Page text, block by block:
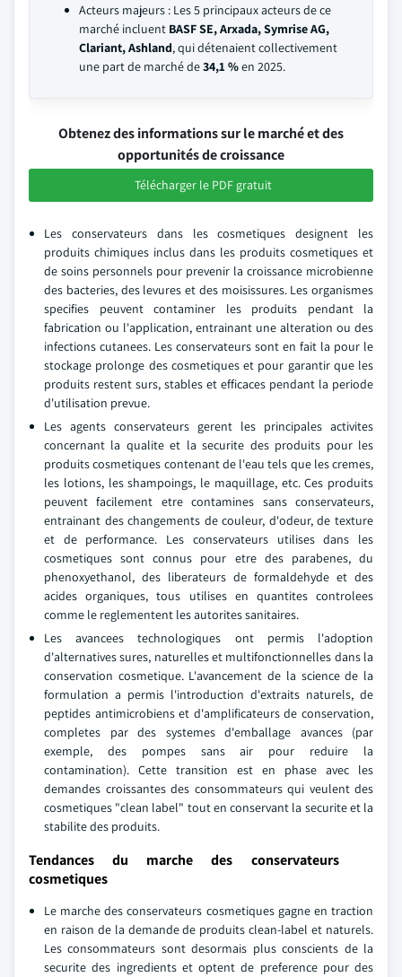
Acteurs majeurs : Les 5 principaux acteurs de ce
marché incluent BASF SE, Arxada, Symrise AG,
Clariant, Ashland, qui détenaient collectivement
une part de marché de34,1 %en 2025.
Obtenez des informations sur le marché et des
opportunités de croissance
Télécharger le PDF gratuit
Les conservateurs dans les cosmetiques designent les
produits chimiques inclus dans les produits cosmetiques et
de soins personnels pour prevenir la croissance microbienne
des bacteries, des levures et des moisissures. Les organismes
specifies peuvent contaminer les produits pendant la
fabrication ou l'application, entrainant une alteration ou des
infections cutanees. Les conservateurs sont en fait la pour le
stockage prolonge des cosmetiques et pour garantir que les
produits restent surs, stables et efficaces pendant la periode
d'utilisation prevue.
Les agents conservateurs gerent les principales activites
concernant la qualite et la securite des produits pour les
produits cosmetiques contenant de l'eau tels que les cremes,
les lotions, les shampoings, le maquillage, etc. Ces produits
peuvent facilement etre contamines sans conservateurs,
entrainant des changements de couleur, d'odeur, de texture
et de performance. Les conservateurs utilises dans les
cosmetiques sont connus pour etre des parabenes, du
phenoxyethanol, des liberateurs de formaldehyde et des
acides organiques, tous utilises en quantites controlees
comme le reglementent les autorites sanitaires.
Les avancees technologiques ont permis l'adoption
d'alternatives sures, naturelles et multifonctionnelles dans la
conservation cosmetique. L'avancement de la science de la
formulation a permis l'introduction d'extraits naturels, de
peptides antimicrobiens et d'amplificateurs de conservation,
completes par des systemes d'emballage avances (par
exemple, des pompes sans air pour reduire la
contamination). Cette transition est en phase avec les
demandes croissantes des consommateurs qui veulent des
cosmetiques "clean label" tout en conservant la securite et la
stabilite des produits.
Tendances du marche des conservateurs
cosmetiques
Le marche des conservateurs cosmetiques gagne en traction
en raison de la demande de produits clean-label et naturels.
Les consommateurs sont desormais plus conscients de la
securite des ingredients et optent de preference pour des